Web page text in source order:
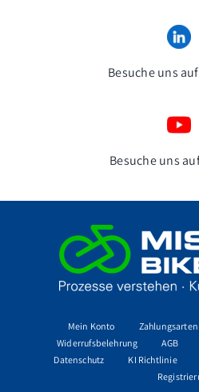
Besuche uns
Besuche uns
Mein Konto Zahlungsarten
Widerrufsbelehrung
AGB
Datenschutz
KI Richtlinie